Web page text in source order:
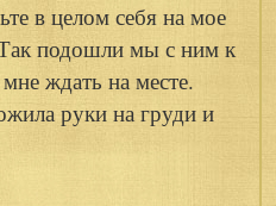
в целом себя на мое
подошли мы с ним к
ждать на месте.
руки на груди и